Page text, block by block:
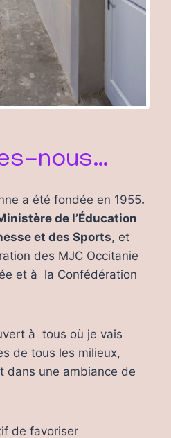
nous…
a été fondée en 1955.
de l’Éducation
et des Sports, et
des MJC Occitanie
et à la Confédération
à tous où je vais
de tous les milieux,
dans une ambiance de
de favoriser